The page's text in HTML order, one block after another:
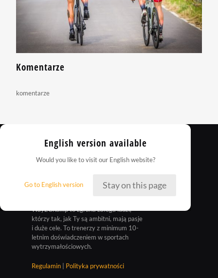
Komentarze
komentarze
Way2Champ to zgrana załoga ludzi,
którzy tak, jak Ty są ambitni, mają pasje
i duże cele. To trenerzy z minimum 10-
letnim doświadczeniem w sportach
wytrzymałościowych.
Regulamin Polityka prywatności
English version available
Would you like to visit our English website?
Go to English version Stay on this page